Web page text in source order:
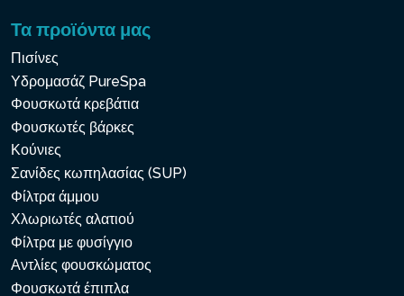
Τα προϊόντα μας
Πισίνες
Υδρομασάζ PureSpa
Φουσκωτά κρεβάτια
Φουσκωτές βάρκες
Κούνιες
Σανίδες κωπηλασίας (SUP)
Φίλτρα άμμου
Χλωριωτές αλατιού
Φίλτρα με φυσίγγιο
Αντλίες φουσκώματος
Φουσκωτά έπιπλα